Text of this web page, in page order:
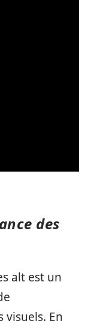
des
alt est un
visuels. En